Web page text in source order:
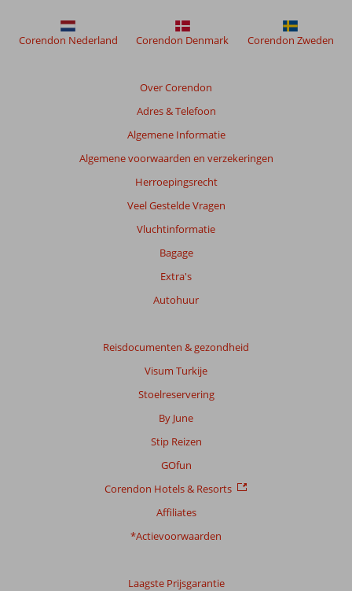
de
Over Corendon
Adres & Telefoon
Algemene Informatie
Algemene voorwaarden en verzekeringen
Herroepingsrecht
Veel Gestelde Vragen
Vluchtinformatie
Bagage
Extra's
Autohuur
Reisdocumenten & gezondheid
Visum Turkije
Stoelreservering
By June
Stip Reizen
GOfun
Corendon Hotels & Resorts
Affiliates
*Actievoorwaarden
Laagste Prijsgarantie
Corendon Nederland Corendon Denmark Corendon Zweden